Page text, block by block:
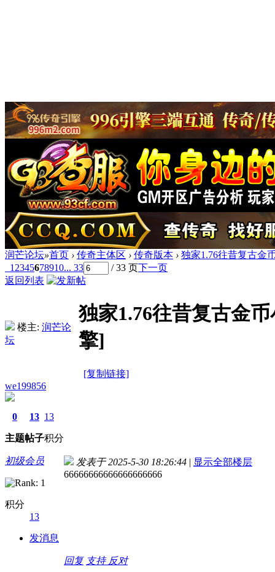
润芒论坛»首页 › 传奇主体区 › 传奇版本 › 独家1.76往昔复古金
1 2345678910... 33 / 33 页下一页
返回列表
楼主: 润芒论
坛
独家1.76往昔复古金
擎]
[复制链接]
we199856
0
主题
13
帖子
13
积分
初级会员
积分
13
发消息
发表于 2025-5-30 18:26:44 | 显示全部楼层
66666666666666666666
回复 支持 反对